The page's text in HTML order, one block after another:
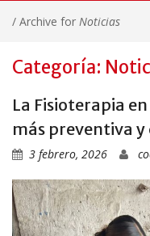
/ Archive for Noticias
Categoría:
La Fisioterapia
más preventiva
3 febrero, 2026